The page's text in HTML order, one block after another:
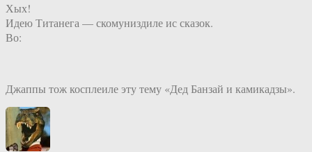
Хых!
Идею Титанега — скомуниздиле ис сказок.
Во:
Джаппы тож косплеиле эту тему «Дед Банзай и камикадзы».